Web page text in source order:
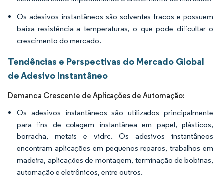
Os adesivos instantâneos são solventes fracos e possuem
baixa resistência a temperaturas, o que pode dificultar o
crescimento do mercado.
Tendências e Perspectivas do Mercado Global
de Adesivo Instantâneo
Demanda Crescente de Aplicações de Automação:
Os adesivos instantâneos são utilizados principalmente
para fins de colagem instantânea em papel, plásticos,
borracha, metais e vidro. Os adesivos instantâneos
encontram aplicações em pequenos reparos, trabalhos em
madeira, aplicações de montagem, terminação de bobinas,
automação e eletrônicos, entre outros.